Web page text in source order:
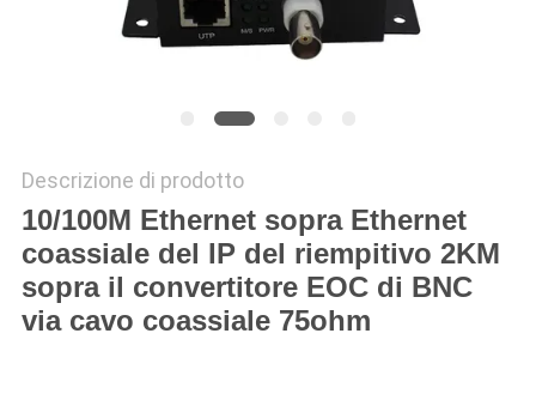
Descrizione di prodotto
10/100M Ethernet sopra Ethernet
coassiale del IP del riempitivo 2KM
sopra il convertitore EOC di BNC
via cavo coassiale 75ohm